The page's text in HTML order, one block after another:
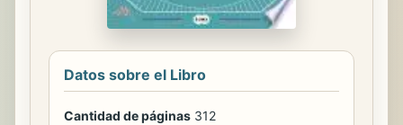
Datos sobre el Libro
Cantidad de páginas 312